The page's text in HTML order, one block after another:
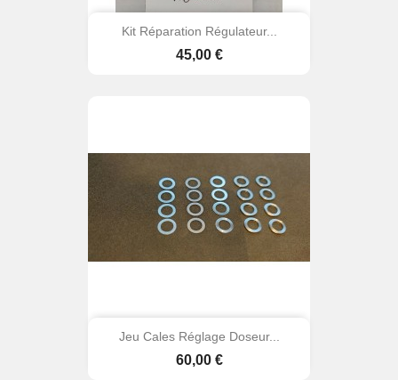
Kit Réparation Régulateur...
Prix
45,00 €
Jeu Cales Réglage Doseur...
Prix
60,00 €